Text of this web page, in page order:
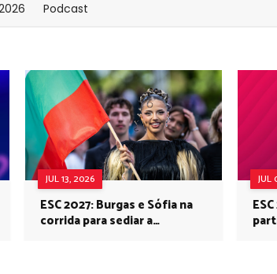
Podcast
JUL 13, 2026
ESC 2027: Burgas e Sófia na
corrida para sediar a
JUL